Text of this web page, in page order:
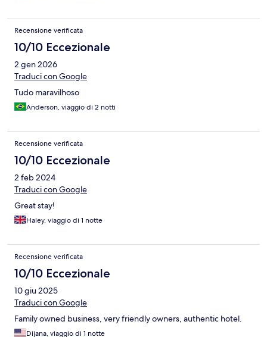
Recensione verificata
10/10 Eccezionale
2 gen 2026
Traduci con Google
Tudo maravilhoso
Anderson, viaggio di 2 notti
Recensione verificata
10/10 Eccezionale
2 feb 2024
Traduci con Google
Great stay!
Haley, viaggio di 1 notte
Recensione verificata
10/10 Eccezionale
10 giu 2025
Traduci con Google
Family owned business, very friendly owners, authentic hotel.
Dijana, viaggio di 1 notte